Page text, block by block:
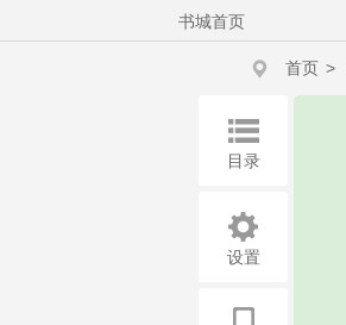
书城首页
首页 >
目录
设置